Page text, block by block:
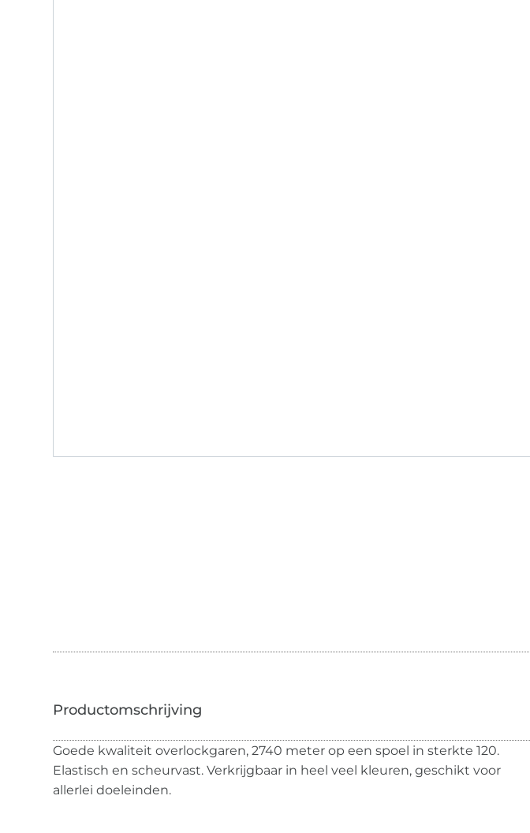
Goede kwaliteit overlockgaren, 2740 meter op een spoel in sterkte 120.
Elastisch en scheurvast. Verkrijgbaar in heel veel kleuren, geschikt voor
allerlei doeleinden.